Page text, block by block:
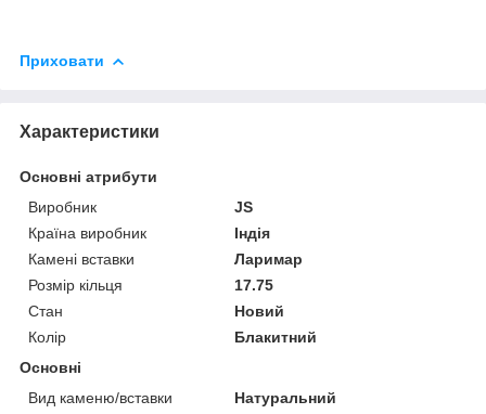
Приховати
Характеристики
Основні атрибути
Виробник
JS
Країна виробник
Індія
Камені вставки
Ларимар
Розмір кільця
17.75
Стан
Новий
Колір
Блакитний
Основні
Вид каменю/вставки
Натуральний